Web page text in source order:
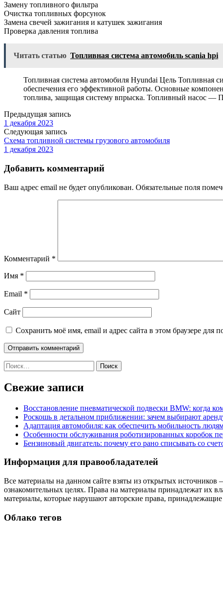
Замену топливного фильтра
Очистка топливных форсунок
Замена свечей зажигания и катушек зажигания
Проверка давления топлива
Читать статью Топливная система автомобиль scania hpi
Топливная система автомобиля Hyundai Цель Топливная
обеспечения его эффективной работы. Основные
топлива, защищая систему впрыска. Топливный насос —
Предыдущая запись
1 декабря 2023
Следующая запись
Схема топливной системы грузового автомобиля
1 декабря 2023
Добавить комментарий
Ваш адрес email не будет опубликован. Обязательные поля
Комментарий *
Имя *
Email *
Сайт
Сохранить моё имя, email и адрес сайта в этом браузере для
Найти:
Свежие записи
Восстановление пневматической подвески BMW: когда
Роскошь в детальном приближении: зачем выбирают
Адаптация автомобиля: как обеспечить мобильность
Особенности обслуживания роботизированных коробок
Бензиновый двигатель: почему его рано списывать со
Информация для правообладателей
Все материалы на данном сайте взяты из открытых
ознакомительных целях. Права на материалы принадлежат их
материалы, которые нарушают авторские права,
Облако тегов